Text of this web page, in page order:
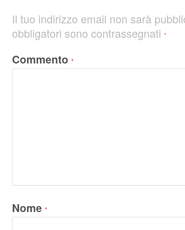
Il tuo indirizzo email non sarà
obbligatori sono contrassegnati *
Commento *
Nome *